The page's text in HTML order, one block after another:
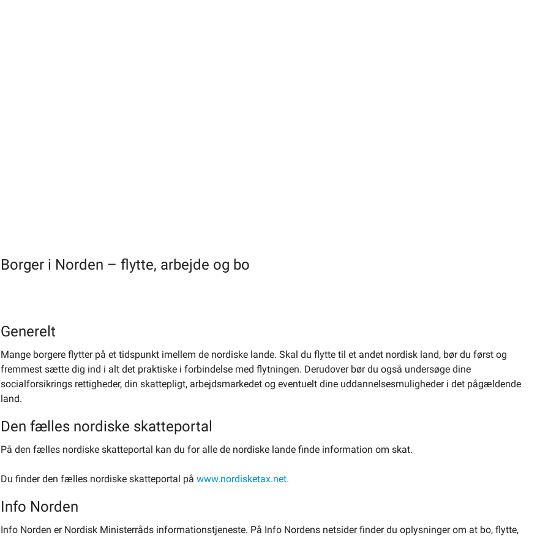
Borger i Norden – flytte, arbejde og bo
Generelt
Mange borgere flytter på et tidspunkt imellem de nordiske lande. Skal du flytte til et andet nordisk land, bør du først og
fremmest sætte dig ind i alt det praktiske i forbindelse med flytningen. Derudover bør du også undersøge dine
socialforsikrings rettigheder, din skattepligt, arbejdsmarkedet og eventuelt dine uddannelsesmuligheder i det pågældende
land.
Den fælles nordiske skatteportal
På den fælles nordiske skatteportal kan du for alle de nordiske lande finde information om skat.
Du finder den fælles nordiske skatteportal på www.nordisketax.net.
Info Norden
Info Norden er Nordisk Ministerråds informationstjeneste. På Info Nordens netsider finder du oplysninger om at bo, flytte,